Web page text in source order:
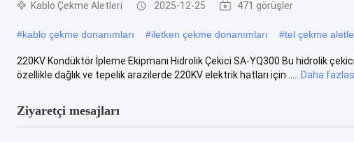
Kablo Çekme Aletleri 2025-12-25 471 görüşler
#kablo çekme donanımları #iletken çekme donanımları #tel çekme
220KV Kondüktör İpleme Ekipmanı Hidrolik Çekici SA-YQ300 Bu hidrolik
özellikle dağlık ve tepelik arazilerde 220KV elektrik hatları için .....
Daha
Ziyaretçi mesajları